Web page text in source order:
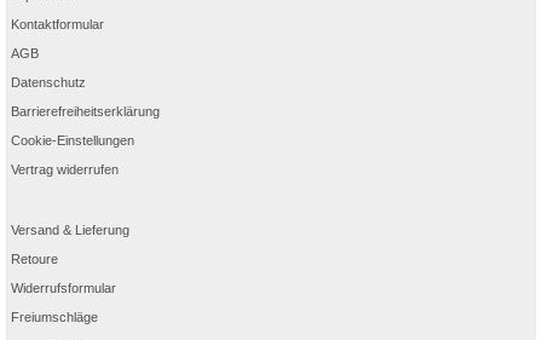
Kontaktformular
AGB
Datenschutz
Barrierefreiheitserklärung
Cookie-Einstellungen
Vertrag widerrufen
Versand & Lieferung
Retoure
Widerrufsformular
Freiumschläge